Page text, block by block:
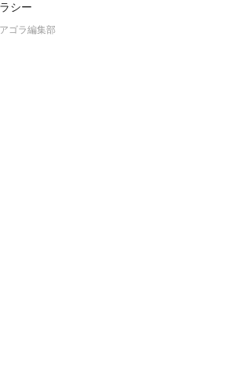
ラシー
アゴラ編集部